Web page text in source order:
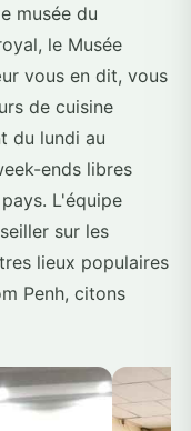
musée du
le Musée
vous en dit, vous
de cuisine
du lundi au
ends libres
L'équipe
sur les
lieux populaires
Penh, citons